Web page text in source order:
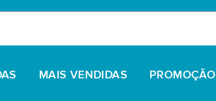
MAIS VENDIDAS PROMOÇÃO